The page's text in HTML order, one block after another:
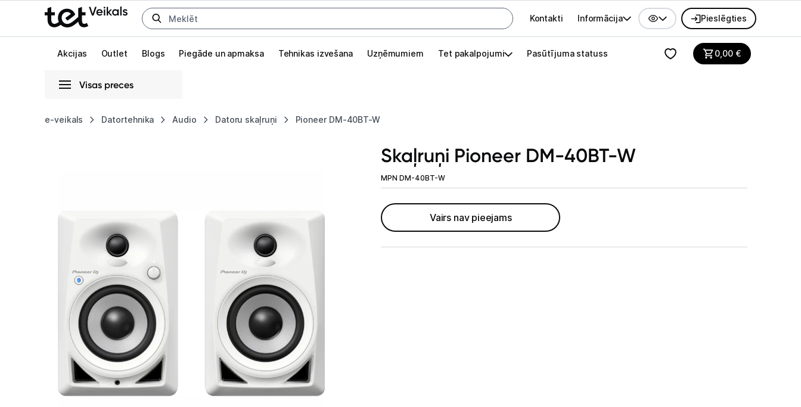
Uz kategorijam Uz galveno saturu
Galvenes izvēlne
Kontakti Informācija Pieslēgties
Akcijas Outlet Blogs Piegāde un apmaksa Tehnikas izvešana Uzņēmumiem Tet pakalpojumi Pasūtījuma statuss 0,00€
Visas preces
e-veikals Datortehnika Audio Datoru skaļruņi Pioneer DM-40BT-W
Pieslēgties
Izvēlies kāroto ierīci izdevīgāk!
TV un audio
Portatīvie datori un piederumi
Audio
Austiņas
Bezvadu skaļruņi
W
Skaļruņi Pioneer DM-40BT-W
MPN DM-40BT-W
Vairs nav pieejams